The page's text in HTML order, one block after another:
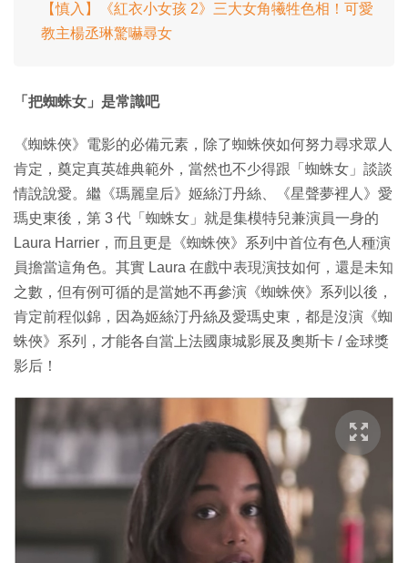
【慎入】《紅衣小女孩 2》三大女角犧牲色相！可愛
教主楊丞琳驚嚇尋女
「把蜘蛛女」是常識吧
《蜘蛛俠》電影的必備元素，除了蜘蛛俠如何努力尋求眾人
肯定，奠定真英雄典範外，當然也不少得跟「蜘蛛女」談談
情說說愛。繼《瑪麗皇后》姬絲汀丹絲、《星聲夢裡人》愛
瑪史東後，第 3 代「蜘蛛女」就是集模特兒兼演員一身的
Laura Harrier，而且更是《蜘蛛俠》系列中首位有色人種演
員擔當這角色。其實 Laura 在戲中表現演技如何，還是未知
之數，但有例可循的是當她不再參演《蜘蛛俠》系列以後，
肯定前程似錦，因為姬絲汀丹絲及愛瑪史東，都是沒演《蜘
蛛俠》系列，才能各自當上法國康城影展及奧斯卡 / 金球獎
影后！